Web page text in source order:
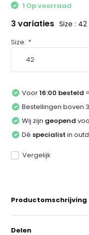
1 Op voorraad
3 variaties Size : 42
Size: *
Voor16:00 besteld =
Bestellingen boven
Wij zijn geopend
Dé specialist in
Vergelijk
Productomschrijving
Delen